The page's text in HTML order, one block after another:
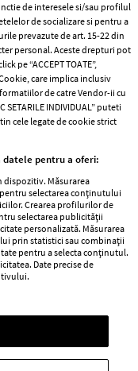
de
de cookies
practice
821/25.09.2025.
minorilor.
SRL
de interesele si/sau profilul
de socializare si pentru a
prevazute de art. 15-22 din
personal. Aceste drepturi pot
pe “ACCEPT TOATE”,
care implica inclusiv
de catre Vendor-ii cu
SETARILE INDIVIDUAL” puteti
cele legate de cookie strict
pentru a oferi:
dispozitiv. Măsurarea
selectarea conținutului
Crearea profilurilor de
selectarea publicității
personalizată. Măsurarea
prin statistici sau combinații
pentru a selecta conținutul.
Date precise de